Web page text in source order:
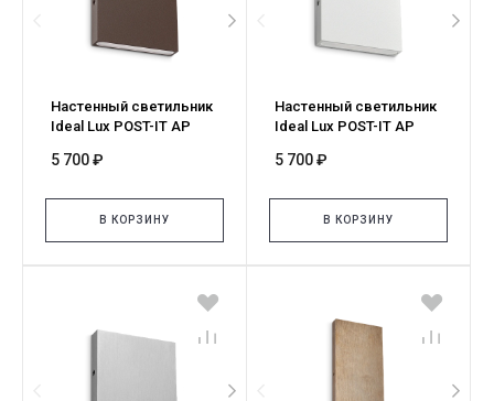
Настенный светильник
Ideal Lux POST-IT AP
5 700 ₽
В КОРЗИНУ
Настенный светильник
Ideal Lux POST-IT AP
5 700 ₽
В КОРЗИНУ